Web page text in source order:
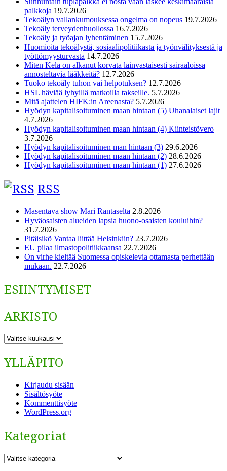
palkkoja 19.7.2026
Tekoälyn vallankumouksessa ongelma on nopeus 19.7.2026
Tekoäly terveydenhuollossa 16.7.2026
Tekoäly ja työajan lyhentäminen 15.7.2026
Huomioita tekoälystä, sosiaalipolitiikasta ja työnvälityksestä ja
työttömyysturvasta 14.7.2026
Miten Kela on alkanut korvata lainvastaisesti sairaaloissa
annosteltavia lääkkeitä? 12.7.2026
Tuoko tekoäly tuhon vai helpotuksen? 12.7.2026
HSL häviää lyhyillä matkoilla takseille. 5.7.2026
Mitä ajattelen HIFK:in Areenasta? 5.7.2026
Hyödyn kapitalisoituminen maan hintaan (5) Uhanalaiset lajit
4.7.2026
Hyödyn kapitalisoituminen maan hintaan (4) Kiinteistövero
3.7.2026
Hyödyn kapitalisoituminen man hintaan (3) 29.6.2026
Hyödyn kapitalisoituminen maan hintaan (2) 28.6.2026
Hyödyn kapitalisoituminen maan hintaan (1) 27.6.2026
RSS
Masentava show Mari Rantaselta 2.8.2026
Hyväosaisten alueiden lapsia huono-osaisten kouluihin?
31.7.2026
Pitäisikö Vantaa liittää Helsinkiin? 23.7.2026
EU pilaa ilmastopolitiikkaansa 22.7.2026
On virhe kieltää Suomessa opiskelevia ottamasta perhettään
mukaan. 22.7.2026
ESIINTYMISET
ARKISTO
ARKISTO
YLLÄPITO
Kirjaudu sisään
Sisältösyöte
Kommenttisyöte
WordPress.org
Kategoriat
Kategoriat